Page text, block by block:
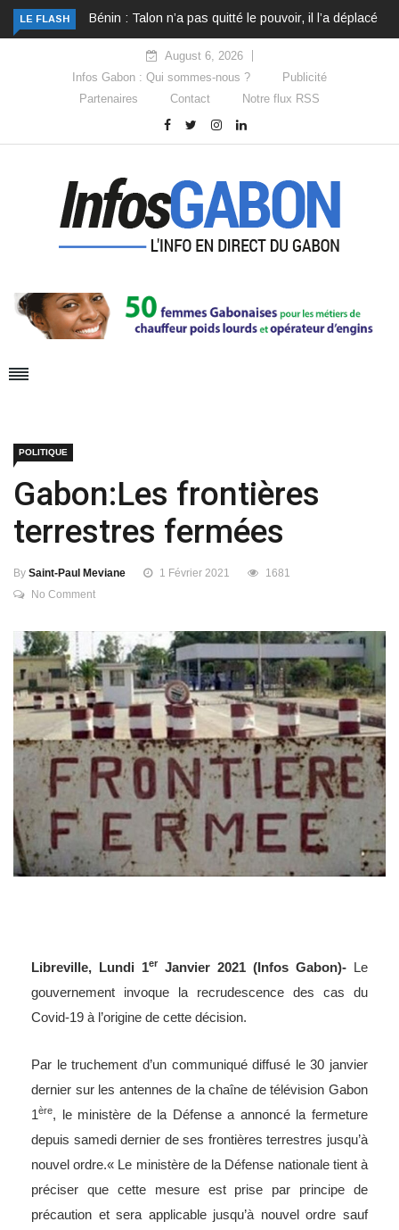
LE FLASH Bénin : Talon n’a pas quitté le pouvoir, il l’a déplacé
August 6, 2026
Infos Gabon : Qui sommes-nous ?
Publicité
Partenaires
Contact Notre flux RSS
POLITIQUE
Gabon:Les frontières
terrestres fermées
By Saint-Paul Meviane 1 Février 2021
1681
No Comment
Libreville, Lundi 1er Janvier 2021 (Infos Gabon)- Le
gouvernement invoque la recrudescence des cas du
Covid-19 à l’origine de cette décision.
Par le truchement d’un communiqué diffusé le 30 janvier
dernier sur les antennes de la chaîne de télévision Gabon
1ère, le ministère de la Défense a annoncé la fermeture
depuis samedi dernier de ses frontières terrestres jusqu’à
nouvel ordre.« Le ministère de la Défense nationale tient à
préciser que cette mesure est prise par principe de
précaution et sera applicable jusqu’à nouvel ordre sauf